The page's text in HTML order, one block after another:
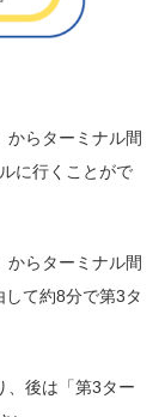
からターミナル間
に行くことがで
からターミナル間
て約8分で第3タ
、後は「第3ター